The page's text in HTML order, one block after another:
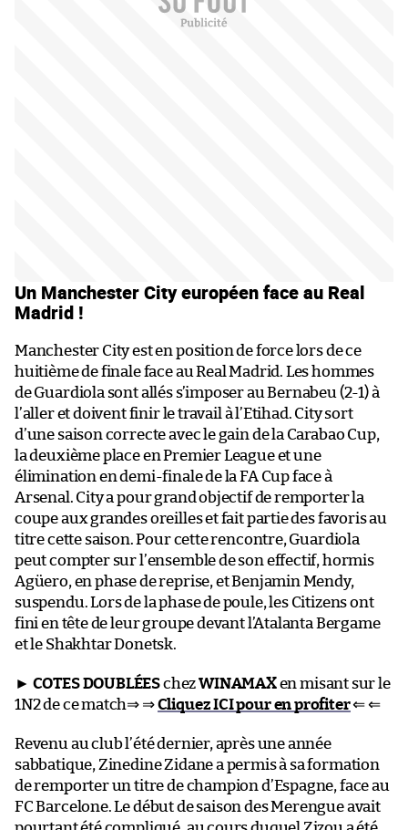
Un Manchester City européen face au Real
Madrid !
Manchester City est en position de force lors de ce
huitième de finale face au Real Madrid. Les hommes
de Guardiola sont allés s’imposer au Bernabeu (2-1) à
l’aller et doivent finir le travail à l’Etihad. City sort
d’une saison correcte avec le gain de la Carabao Cup,
la deuxième place en Premier League et une
élimination en demi-finale de la FA Cup face à
Arsenal. City a pour grand objectif de remporter la
coupe aux grandes oreilles et fait partie des favoris au
titre cette saison. Pour cette rencontre, Guardiola
peut compter sur l’ensemble de son effectif, hormis
Agüero, en phase de reprise, et Benjamin Mendy,
suspendu. Lors de la phase de poule, les Citizens ont
fini en tête de leur groupe devant l’Atalanta Bergame
et le Shakhtar Donetsk.
► COTES DOUBLÉESchezWINAMAXen misant sur le
1N2 de ce match⇒ ⇒Cliquez ICI pour en profiter⇐ ⇐
Revenu au club l’été dernier, après une année
sabbatique, Zinedine Zidane a permis à sa formation
de remporter un titre de champion d’Espagne, face au
FC Barcelone. Le début de saison des Merengue avait